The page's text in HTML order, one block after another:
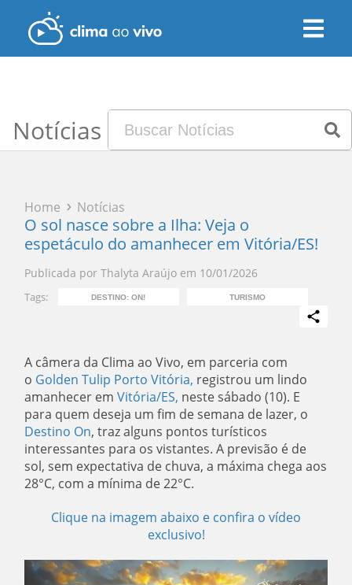
Notícias
Home Notícias
O sol nasce sobre a Ilha: Veja o
espetáculo do amanhecer em Vitória/ES!
Publicada por Thalyta Araújo em 10/01/2026
Tags: DESTINO: ON! TURISMO
A câmera da Clima ao Vivo, em parceria com
o Golden Tulip Porto Vitória, registrou um lindo
amanhecer em Vitória/ES, neste sábado (10). E
para quem deseja um fim de semana de lazer, o
Destino On, traz alguns pontos turísticos
interessantes para os vistantes. A previsão é de
sol, sem expectativa de chuva, a máxima chega aos
28°C, com a mínima de 22°C.
Clique na imagem abaixo e confira o vídeo
exclusivo!